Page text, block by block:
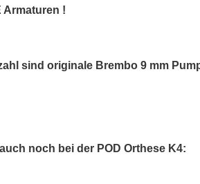
Armaturen !
sind originale Brembo 9 mm
noch bei der POD Orthese K4: